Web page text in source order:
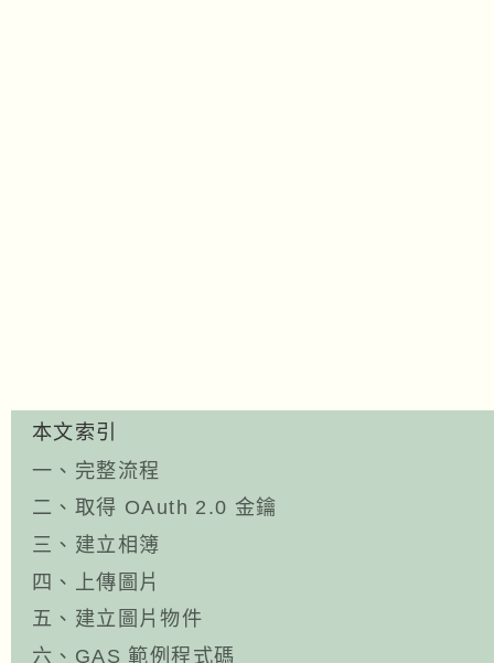
本文索引
一、完整流程
二、取得 OAuth 2.0 金鑰
三、建立相簿
四、上傳圖片
五、建立圖片物件
六、GAS 範例程式碼